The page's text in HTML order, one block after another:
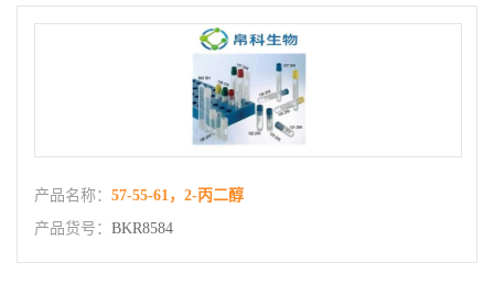
产品名称： 57-55-61，2-丙二醇
产品货号： BKR8584